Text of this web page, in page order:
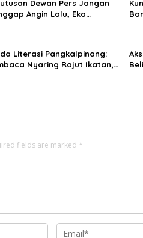
Dewan Pers Jangan
Angin Lalu, Eka
Literasi Pangkalpinang:
Nyaring Rajut Ikatan,
fields are marked *